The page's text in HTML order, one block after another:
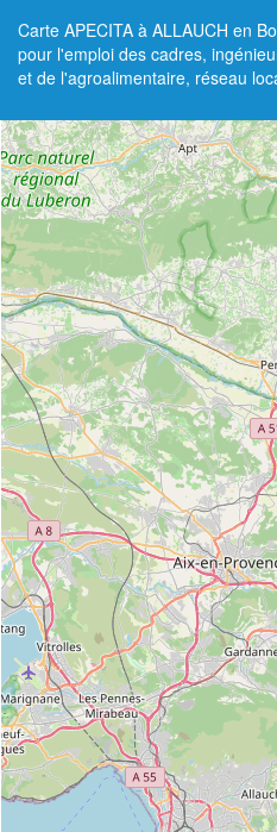
Carte APECITA à ALLAUCH en
pour l'emploi des cadres,
et de l'agroalimentaire, réseau
+
−